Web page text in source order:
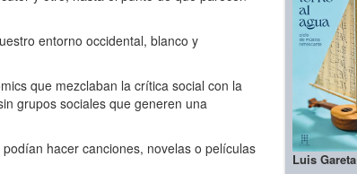
entorno occidental, blanco y
que mezclaban la crítica social con la
grupos sociales que generen una
hacer canciones, novelas o películas
Luis Gareta